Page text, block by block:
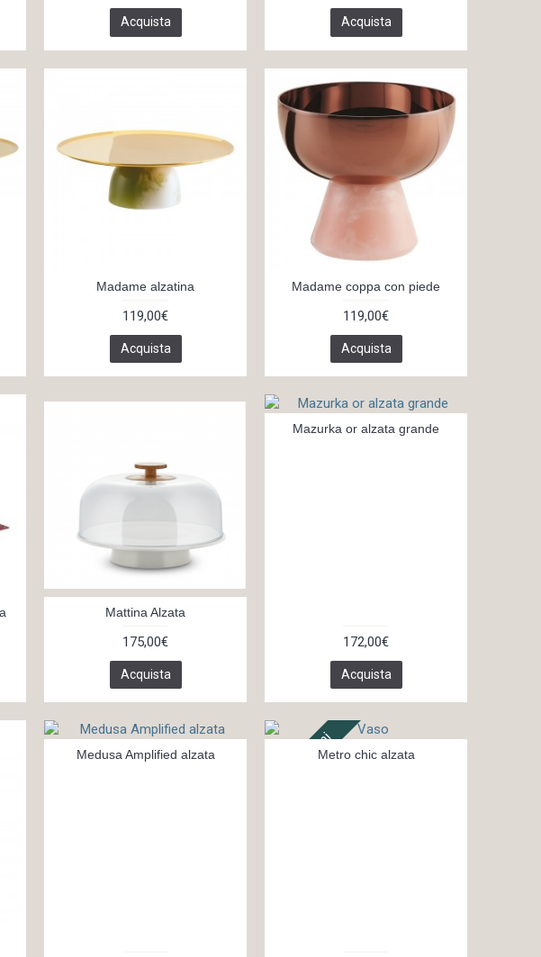
Acquista Acquista
Madame alzatina
119,00€
Acquista
Madame coppa con piede
119,00€
Acquista
Mattina Alzata
175,00€
Acquista
Mazurka or alzata grande
172,00€
Acquista
Medusa Amplified alzata In 14 giorniMetro chic alzata